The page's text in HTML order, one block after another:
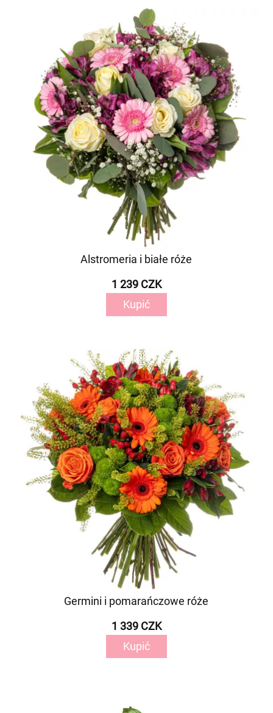
Alstromeria i białe róże
1 239 CZK
Kupić
Germini i pomarańczowe róże
1 339 CZK
Kupić